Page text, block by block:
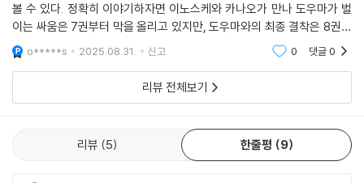
볼 수 있다. 정확히 이야기하자면 이노스케와 카나오가 만나 도우마가 벌
이는 싸움은 7권부터 막을 올리고 있지만, 도우마와의 최종 결착은 8권에
서 나기 때문에 그냥 8권부터 애니메이션 극장판 ＜귀멸의 칼날 무한성 편
제2부＞라고 말해
o*****s 2025.08.31. 신고 0 댓글0
리뷰 전체보기
리뷰 5 한줄평 9